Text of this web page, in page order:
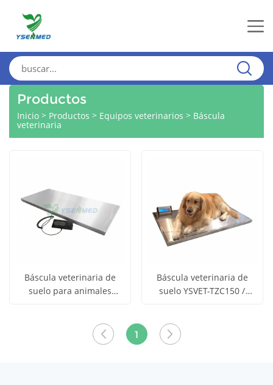
Productos
Inicio > Productos > Equipos veterinarios > Báscula
veterinaria
precio
Báscula veterinaria de
suelo para animales
los
productos
Báscula veterinaria de
suelo YSVET-TZC150 /
LCD / Báscula de alta
precisión para animales
1